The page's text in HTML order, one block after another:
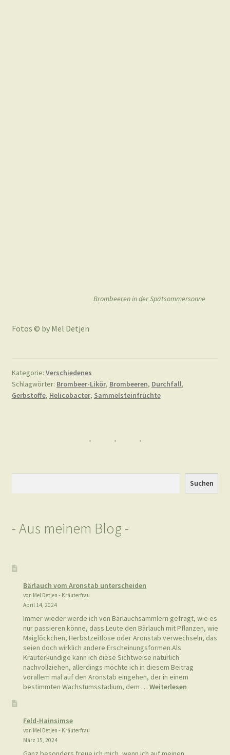
Brombeeren in der Spätsommersonne
Fotos © by Mel Detjen
Kategorie: Verschiedenes
Schlagwörter: Brombeer-Likör, Brombeeren, Durchfall,
Gerbstoffe, Helicobacter, Sammelsteinfrüchte
Suchen
- Aus meinem Blog -
Bärlauch vom Aronstab unterscheiden
von Mel Detjen - Kräuterfrau
April 14, 2024
Immer wieder werde ich von Bärlauchsammlern gefragt, wie es
nur passieren könne, dass Leute den Bärlauch mit Pflanzen, wie
Maiglöckchen, Herbstzeitlose oder Aronstab verwechseln, das
seien doch wirklich andere Erscheinungsformen.Als
Kräuterkundige kann ich diese Sichtweise natürlich
nachvollziehen, allerdings möchte ich in diesem Beitrag
vorallem mal auf den Aronstab eingehen, der in einem
bestimmten Wachstumsstadium, dem …Weiterlesen
Feld-Hainsimse
von Mel Detjen - Kräuterfrau
März 15, 2024